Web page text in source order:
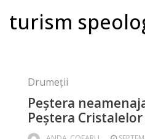
turism
Drumeții
Peștera
Peștera